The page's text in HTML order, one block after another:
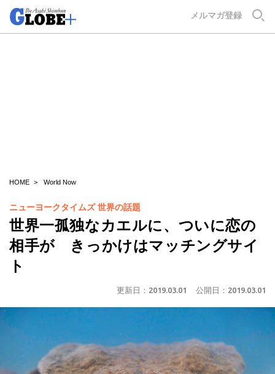
メルマガ登録
HOME World Now
ニューヨークタイムズ 世界の話題
世界一孤独なカエルに、ついに恋の
相手が きっかけはマッチングサイ
ト
更新日： 2019.03.01 公開日： 2019.03.01